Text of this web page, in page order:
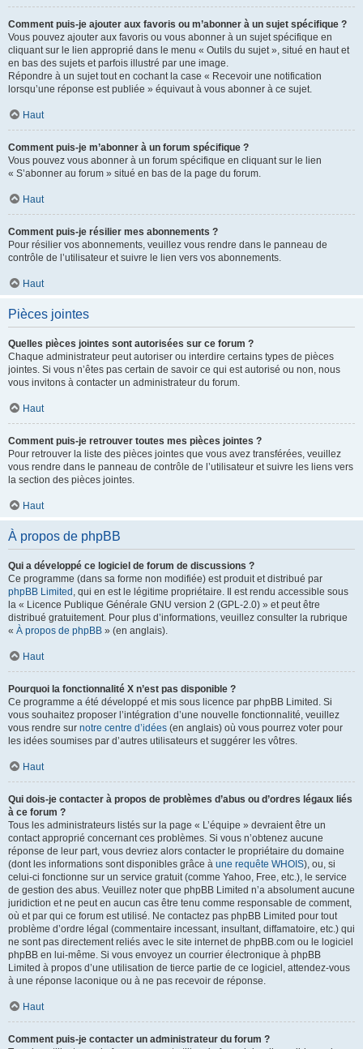
Comment puis-je ajouter aux favoris ou m’abonner à un sujet spécifique ?
Vous pouvez ajouter aux favoris ou vous abonner à un sujet spécifique en
cliquant sur le lien approprié dans le menu « Outils du sujet », situé en haut et
en bas des sujets et parfois illustré par une image.
Répondre à un sujet tout en cochant la case « Recevoir une notification
lorsqu’une réponse est publiée » équivaut à vous abonner à ce sujet.
Haut
Comment puis-je m’abonner à un forum spécifique ?
Vous pouvez vous abonner à un forum spécifique en cliquant sur le lien
« S’abonner au forum » situé en bas de la page du forum.
Haut
Comment puis-je résilier mes abonnements ?
Pour résilier vos abonnements, veuillez vous rendre dans le panneau de
contrôle de l’utilisateur et suivre le lien vers vos abonnements.
Haut
Pièces jointes
Quelles pièces jointes sont autorisées sur ce forum ?
Chaque administrateur peut autoriser ou interdire certains types de pièces
jointes. Si vous n’êtes pas certain de savoir ce qui est autorisé ou non, nous
vous invitons à contacter un administrateur du forum.
Haut
Comment puis-je retrouver toutes mes pièces jointes ?
Pour retrouver la liste des pièces jointes que vous avez transférées, veuillez
vous rendre dans le panneau de contrôle de l’utilisateur et suivre les liens vers
la section des pièces jointes.
Haut
À propos de phpBB
Qui a développé ce logiciel de forum de discussions ?
Ce programme (dans sa forme non modifiée) est produit et distribué par
phpBB Limited , qui en est le légitime propriétaire. Il est rendu accessible sous
la « Licence Publique Générale GNU version 2 (GPL-2.0) » et peut être
distribué gratuitement. Pour plus d’informations, veuillez consulter la rubrique
« À propos de phpBB » (en anglais).
Haut
Pourquoi la fonctionnalité X n’est pas disponible ?
Ce programme a été développé et mis sous licence par phpBB Limited. Si
vous souhaitez proposer l’intégration d’une nouvelle fonctionnalité, veuillez
vous rendre sur notre centre d’idées (en anglais) où vous pourrez voter pour
les idées soumises par d’autres utilisateurs et suggérer les vôtres.
Haut
Qui dois-je contacter à propos de problèmes d’abus ou d’ordres légaux liés
à ce forum ?
Tous les administrateurs listés sur la page « L’équipe » devraient être un
contact approprié concernant ces problèmes. Si vous n’obtenez aucune
réponse de leur part, vous devriez alors contacter le propriétaire du domaine
(dont les informations sont disponibles grâce à une requête WHOIS), ou, si
celui-ci fonctionne sur un service gratuit (comme Yahoo, Free, etc.), le service
de gestion des abus. Veuillez noter que phpBB Limited n’a absolument aucune
juridiction et ne peut en aucun cas être tenu comme responsable de comment,
où et par qui ce forum est utilisé. Ne contactez pas phpBB Limited pour tout
problème d’ordre légal (commentaire incessant, insultant, diffamatoire, etc.) qui
ne sont pas directement reliés avec le site internet de phpBB.com ou le logiciel
phpBB en lui-même. Si vous envoyez un courrier électronique à phpBB
Limited à propos d’une utilisation de tierce partie de ce logiciel, attendez-vous
à une réponse laconique ou à ne pas recevoir de réponse.
Haut
Comment puis-je contacter un administrateur du forum ?